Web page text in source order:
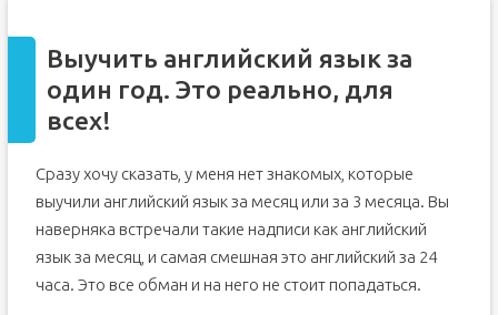
Как хорошо выучить английский за год
Как я прокачал свой английский за полгода
Потребляю как можно больше англоязычного контента
Скайенг
Ororo.tv
Пишу и говорю на английском
Занимаюсь с преподавателем
Выучить английский язык за
один год. Это реально, для
всех!
Сразу хочу сказать, у меня нет знакомых, которые
выучили английский язык за месяц или за 3 месяца. Вы
наверняка встречали такие надписи как английский
язык за месяц, и самая смешная это английский за 24
часа. Это все обман и на него не стоит попадаться.